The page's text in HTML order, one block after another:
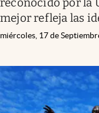
mejor refleja las
miércoles, 17 de